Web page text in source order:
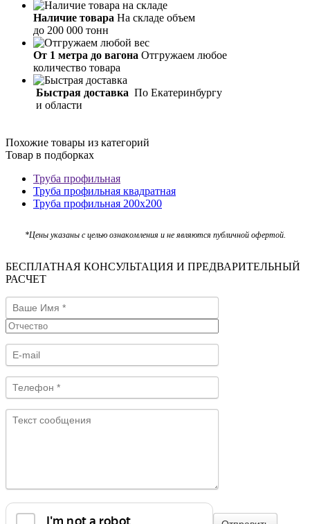
Наличие товара На складе объем
до 200 000 тонн
От 1 метра до вагона Отгружаем любое
количество товара
Быстрая доставка По Екатеринбургу
и области
Похожие товары из категорий
Товар в подборках
Труба профильная
Труба профильная квадратная
Труба профильная 200х200
*Цены указаны с целью ознакомления и не являются публичной офертой.
БЕСПЛАТНАЯ КОНСУЛЬТАЦИЯ И ПРЕДВАРИТЕЛЬНЫЙ
РАСЧЕТ